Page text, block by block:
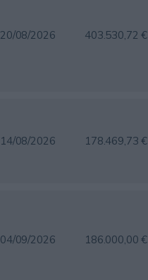
20/08/2026 403.530,72 €
14/08/2026 178.469,73 €
04/09/2026 186.000,00 €